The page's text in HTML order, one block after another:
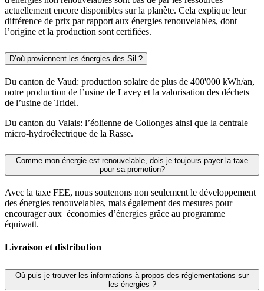
actuellement encore disponibles sur la planète. Cela explique leur
différence de prix par rapport aux énergies renouvelables, dont
l’origine et la production sont certifiées.
D’où proviennent les énergies des SiL?
Du canton de Vaud: production solaire de plus de 400'000 kWh/an,
notre production de l’usine de Lavey et la valorisation des déchets
de l’usine de Tridel.
Du canton du Valais: l’éolienne de Collonges ainsi que la centrale
micro-hydroélectrique de la Rasse.
Comme mon énergie est renouvelable, dois-je toujours payer la taxe
pour sa promotion?
Avec la taxe FEE, nous soutenons non seulement le développement
des énergies renouvelables, mais également des mesures pour
encourager aux économies d’énergies grâce au programme
équiwatt.
Livraison et distribution
Où puis-je trouver les informations à propos des réglementations sur
les énergies ?